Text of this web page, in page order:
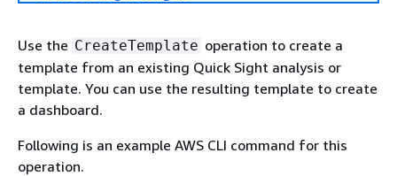
Use the CreateTemplate operation to create a
template from an existing Quick Sight analysis or
template. You can use the resulting template to create
a dashboard.
Following is an example AWS CLI command for this
operation.